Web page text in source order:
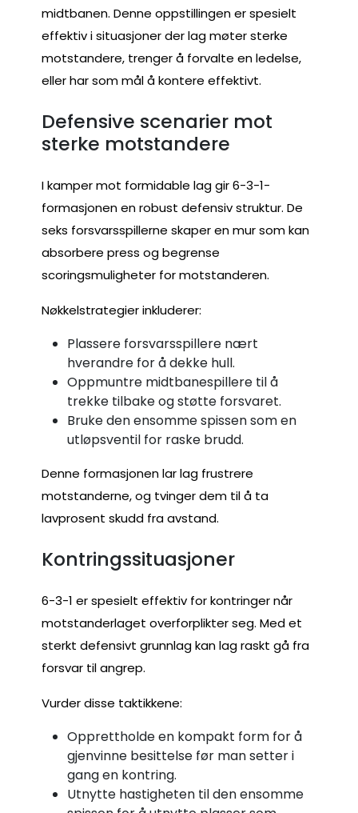
midtbanen. Denne oppstillingen er spesielt
effektiv i situasjoner der lag møter sterke
motstandere, trenger å forvalte en ledelse,
eller har som mål å kontere effektivt.
Defensive scenarier mot
sterke motstandere
I kamper mot formidable lag gir 6-3-1-
formasjonen en robust defensiv struktur. De
seks forsvarsspillerne skaper en mur som kan
absorbere press og begrense
scoringsmuligheter for motstanderen.
Nøkkelstrategier inkluderer:
Plassere forsvarsspillere nært
hverandre for å dekke hull.
Oppmuntre midtbanespillere til å
trekke tilbake og støtte forsvaret.
Bruke den ensomme spissen som en
utløpsventil for raske brudd.
Denne formasjonen lar lag frustrere
motstanderne, og tvinger dem til å ta
lavprosent skudd fra avstand.
Kontringssituasjoner
6-3-1 er spesielt effektiv for kontringer når
motstanderlaget overforplikter seg. Med et
sterkt defensivt grunnlag kan lag raskt gå fra
forsvar til angrep.
Vurder disse taktikkene:
Opprettholde en kompakt form for å
gjenvinne besittelse før man setter i
gang en kontring.
Utnytte hastigheten til den ensomme